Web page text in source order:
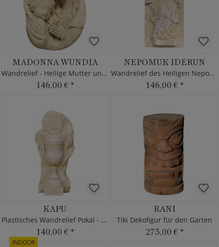
MADONNA WUNDIA
Wandrelief - Heilige Mutter und Jesus
146,00 € *
NEPOMUK IDERUN
Wandrelief des Heiligen Nepomuk
146,00 € *
KAPU
Plastisches Wandrelief Pokal - Steinguss
140,00 € *
RANI
Tiki Dekofigur für den Garten
275,00 € *
INDOOR